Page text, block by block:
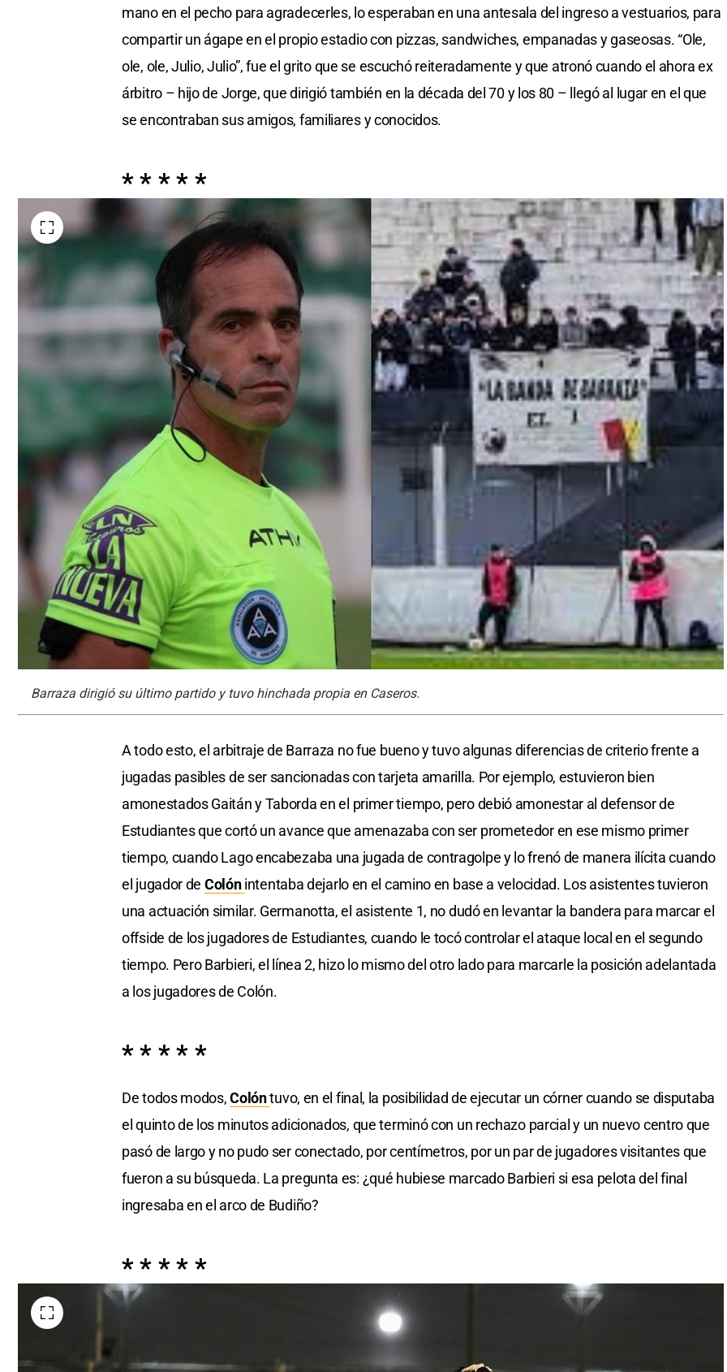
mano en el pecho para agradecerles, lo esperaban en una antesala del ingreso a vestuarios, para
compartir un ágape en el propio estadio con pizzas, sandwiches, empanadas y gaseosas. “Ole,
ole, ole, Julio, Julio”, fue el grito que se escuchó reiteradamente y que atronó cuando el ahora ex
árbitro – hijo de Jorge, que dirigió también en la década del 70 y los 80 – llegó al lugar en el que
se encontraban sus amigos, familiares y conocidos.
* * * * *
Barraza dirigió su último partido y tuvo hinchada propia en Caseros.
A todo esto, el arbitraje de Barraza no fue bueno y tuvo algunas diferencias de criterio frente a
jugadas pasibles de ser sancionadas con tarjeta amarilla. Por ejemplo, estuvieron bien
amonestados Gaitán y Taborda en el primer tiempo, pero debió amonestar al defensor de
Estudiantes que cortó un avance que amenazaba con ser prometedor en ese mismo primer
tiempo, cuando Lago encabezaba una jugada de contragolpe y lo frenó de manera ilícita cuando
el jugador de Colónintentaba dejarlo en el camino en base a velocidad. Los asistentes tuvieron
una actuación similar. Germanotta, el asistente 1, no dudó en levantar la bandera para marcar el
offside de los jugadores de Estudiantes, cuando le tocó controlar el ataque local en el segundo
tiempo. Pero Barbieri, el línea 2, hizo lo mismo del otro lado para marcarle la posición adelantada
a los jugadores de Colón.
* * * * *
De todos modos,Colóntuvo, en el final, la posibilidad de ejecutar un córner cuando se disputaba
el quinto de los minutos adicionados, que terminó con un rechazo parcial y un nuevo centro que
pasó de largo y no pudo ser conectado, por centímetros, por un par de jugadores visitantes que
fueron a su búsqueda. La pregunta es: ¿qué hubiese marcado Barbieri si esa pelota del final
ingresaba en el arco de Budiño?
* * * * *